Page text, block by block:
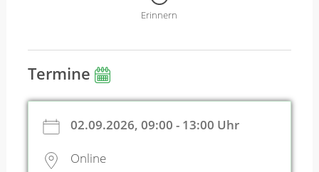
Erinnern
Termine
02.09.2026, 09:00 - 13:00 Uhr
Online